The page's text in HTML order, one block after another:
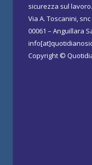
sicurezza sul lavoro.
Via A. Toscanini, snc
00061 – Anguillara
Copyright ©